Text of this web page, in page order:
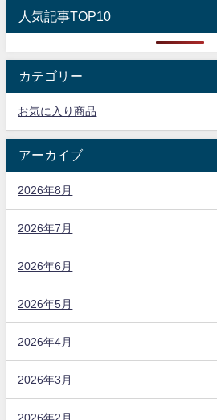
人気記事TOP10
カテゴリー
お気に入り商品
アーカイブ
2026年8月
2026年7月
2026年6月
2026年5月
2026年4月
2026年3月
2026年2月